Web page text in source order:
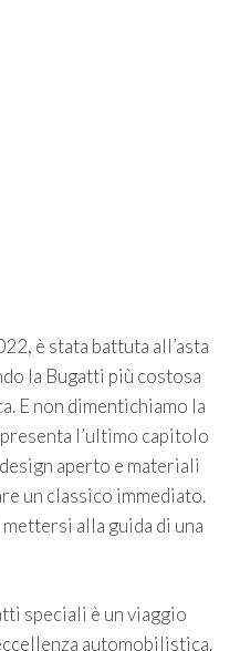
è stata battuta all’asta
la Bugatti più costosa
E non dimentichiamo la
l’ultimo capitolo
aperto e materiali
un classico immediato.
alla guida di una
speciali è un viaggio
automobilistica.